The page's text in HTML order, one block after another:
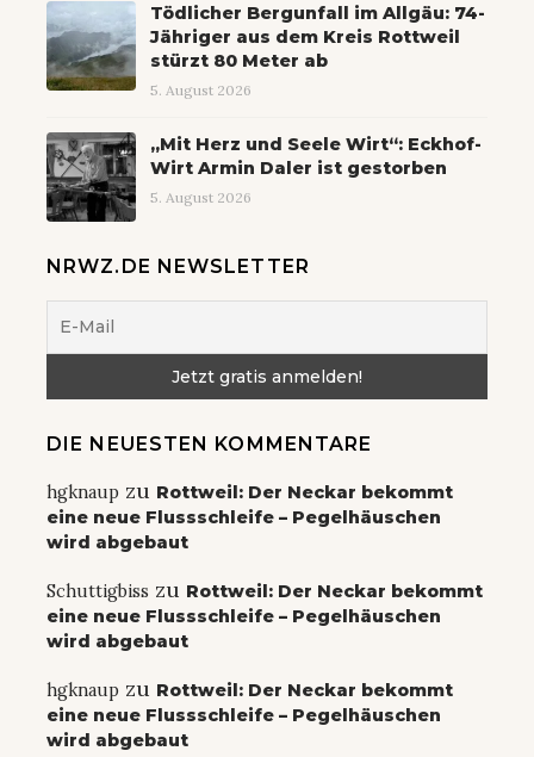
Tödlicher Bergunfall im Allgäu: 74-
Jähriger aus dem Kreis Rottweil
stürzt 80 Meter ab
5. August 2026
„Mit Herz und Seele Wirt“: Eckhof-
Wirt Armin Daler ist gestorben
5. August 2026
NRWZ.DE NEWSLETTER
DIE NEUESTEN KOMMENTARE
hgknaup zu Rottweil: Der Neckar bekommt
eine neue Flussschleife – Pegelhäuschen
wird abgebaut
Schuttigbiss zu Rottweil: Der Neckar bekommt
eine neue Flussschleife – Pegelhäuschen
wird abgebaut
hgknaup zu Rottweil: Der Neckar bekommt
eine neue Flussschleife – Pegelhäuschen
wird abgebaut